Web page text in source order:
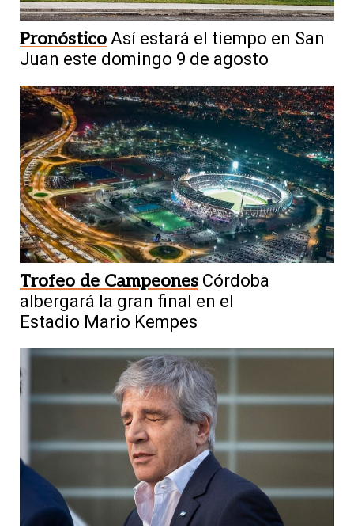
Pronóstico Así estará el tiempo en San
Juan este domingo 9 de agosto
Trofeo de Campeones Córdoba
albergará la gran final en el
Estadio Mario Kempes